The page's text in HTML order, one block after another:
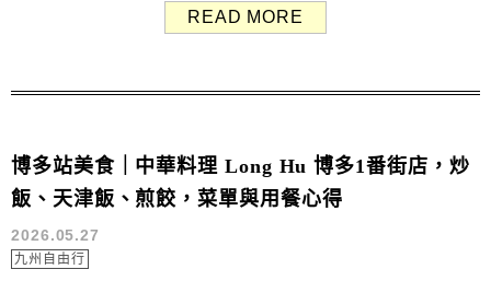
券、行李寄放位置、博多至別府交通以及周邊景點，提供給
READ MORE
博多站美食｜中華料理 Long Hu 博多1番街店，炒
飯、天津飯、煎餃，菜單與用餐心得
2026.05.27
九州自由行